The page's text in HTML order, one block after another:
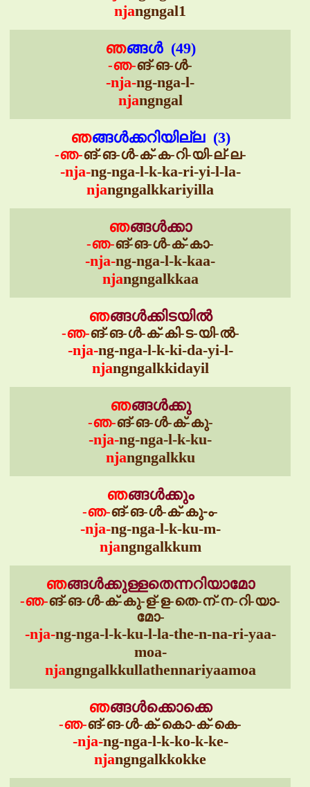
njangngal1
ഞങ്ങൾ (49)
-ഞ-ങ്-ങ-ൾ-
-nja-ng-nga-l-
njangngal
ഞങ്ങൾക്കറിയില്ല (3)
-ഞ-ങ്-ങ-ൾ-ക്-ക-റി-യി-ല്-ല-
-nja-ng-nga-l-k-ka-ri-yi-l-la-
njangngalkkariyilla
ഞങ്ങൾക്കാ
-ഞ-ങ്-ങ-ൾ-ക്-കാ-
-nja-ng-nga-l-k-kaa-
njangngalkkaa
ഞങ്ങൾക്കിടയിൽ
-ഞ-ങ്-ങ-ൾ-ക്-കി-ട-യി-ൽ-
-nja-ng-nga-l-k-ki-da-yi-l-
njangngalkkidayil
ഞങ്ങൾക്കു
-ഞ-ങ്-ങ-ൾ-ക്-കു-
-nja-ng-nga-l-k-ku-
njangngalkku
ഞങ്ങൾക്കും
-ഞ-ങ്-ങ-ൾ-ക്-കു-ം-
-nja-ng-nga-l-k-ku-m-
njangngalkkum
ഞങ്ങൾക്കുള്ളതെന്നറിയാമോ
-ഞ-ങ്-ങ-ൾ-ക്-കു-ള്-ള-തെ-ന്-ന-റി-യാ-
മോ-
-nja-ng-nga-l-k-ku-l-la-the-n-na-ri-yaa-
moa-
njangngalkkullathennariyaamoa
ഞങ്ങൾക്കൊക്കെ
-ഞ-ങ്-ങ-ൾ-ക്-കൊ-ക്-കെ-
-nja-ng-nga-l-k-ko-k-ke-
njangngalkkokke